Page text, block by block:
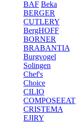
BAF Beka
BERGER
CUTLERY
BergHOFF
BORNER
BRABANTIA
Burgvogel
Solingen
Chef's
Choice
CILIO
COMPOSEEAT
CRISTEMA
EJIRY